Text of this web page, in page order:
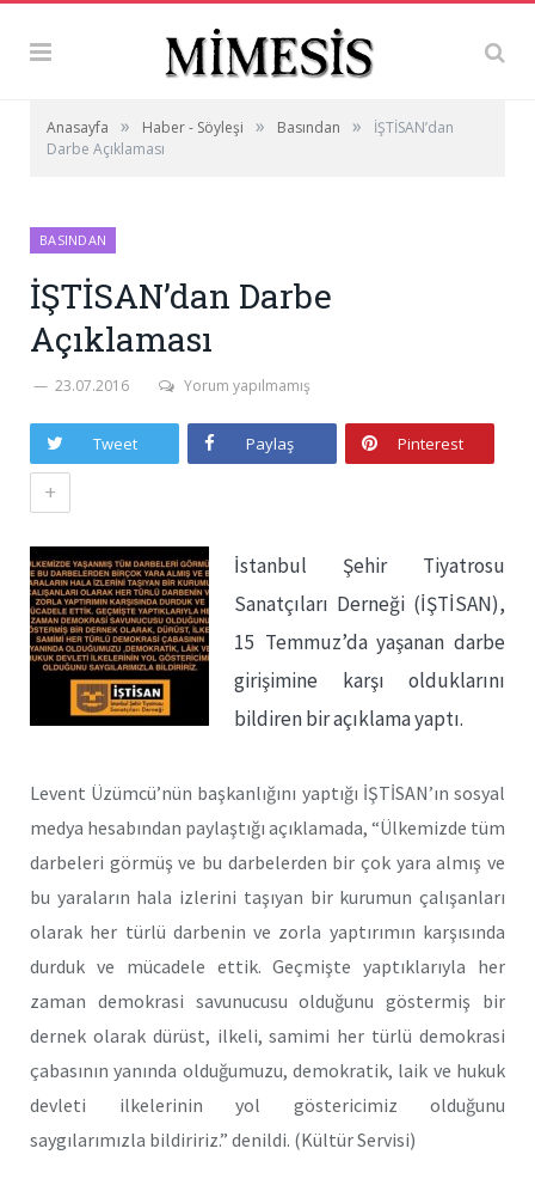
Anasayfa » Haber - Söyleşi » Basından »
İŞTİSAN’dan
Darbe Açıklaması
BASINDAN
İŞTİSAN’dan Darbe
Açıklaması
23.07.2016 Yorum yapılmamış
Tweet Paylaş Pinterest
+
İstanbul Şehir Tiyatrosu
Sanatçıları Derneği (İŞTİSAN),
15 Temmuz’da yaşanan darbe
girişimine karşı olduklarını
bildiren bir açıklama yaptı.
Levent Üzümcü’nün başkanlığını yaptığı İŞTİSAN’ın sosyal
medya hesabından paylaştığı açıklamada, “Ülkemizde tüm
darbeleri görmüş ve bu darbelerden bir çok yara almış ve
bu yaraların hala izlerini taşıyan bir kurumun çalışanları
olarak her türlü darbenin ve zorla yaptırımın karşısında
durduk ve mücadele ettik. Geçmişte yaptıklarıyla her
zaman demokrasi savunucusu olduğunu göstermiş bir
dernek olarak dürüst, ilkeli, samimi her türlü demokrasi
çabasının yanında olduğumuzu, demokratik, laik ve hukuk
devleti ilkelerinin yol göstericimiz olduğunu
saygılarımızla bildiririz.” denildi. (Kültür Servisi)